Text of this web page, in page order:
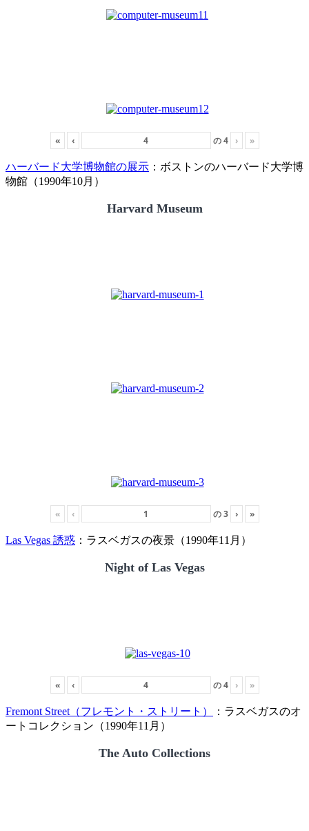
« ‹ の4 › »
ハーバード大学博物館の展示 ：ボストンのハーバード大学博
物館（1990年10月）
Harvard Museum
« ‹ の3 › »
Las Vegas 誘惑 ：ラスベガスの夜景（1990年11月）
Night of Las Vegas
« ‹ の4 › »
Fremont Street（フレモント・ストリート）
：ラスベガスのオ
ートコレクション（1990年11月）
The Auto Collections